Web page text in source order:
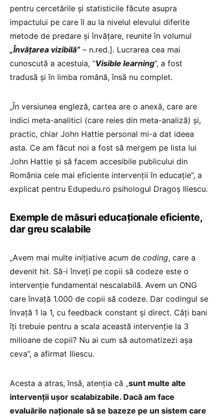
pentru cercetările și statisticile făcute asupra
impactului pe care îl au la nivelul elevului diferite
metode de predare și învățare, reunite în volumul
„Învățarea vizibilă” – n.red.]. Lucrarea cea mai
cunoscută a acestuia, “Visible learning”, a fost
tradusă și în limba română, însă nu complet.
„În versiunea engleză, cartea are o anexă, care are
indici meta-analitici (care reies din meta-analiză) și,
practic, chiar John Hattie personal mi-a dat ideea
asta. Ce am făcut noi a fost să mergem pe lista lui
John Hattie și să facem accesibile publicului din
România cele mai eficiente intervenții în educație”, a
explicat pentru Edupedu.ro psihologul Dragoș Iliescu.
Exemple de măsuri educaționale eficiente,
dar greu scalabile
„Avem mai multe inițiative acum de coding, care a
devenit hit. Să-i înveți pe copii să codeze este o
intervenție fundamental nescalabilă. Avem un ONG
care învață 1.000 de copii să codeze. Dar codingul se
învață 1 la 1, cu feedback constant și direct. Câți bani
îți trebuie pentru a scala această intervenție la 3
milioane de copii? Nu ai cum să automatizezi așa
ceva”, a afirmat Iliescu.
Acesta a atras, însă, atenția că „sunt multe alte
intervenții ușor scalabizabile. Dacă am face
evaluările naționale să se bazeze pe un sistem care